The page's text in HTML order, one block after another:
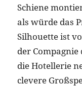
Schiene
als würde das
Silhouette ist
der
die Hotellerie
clevere